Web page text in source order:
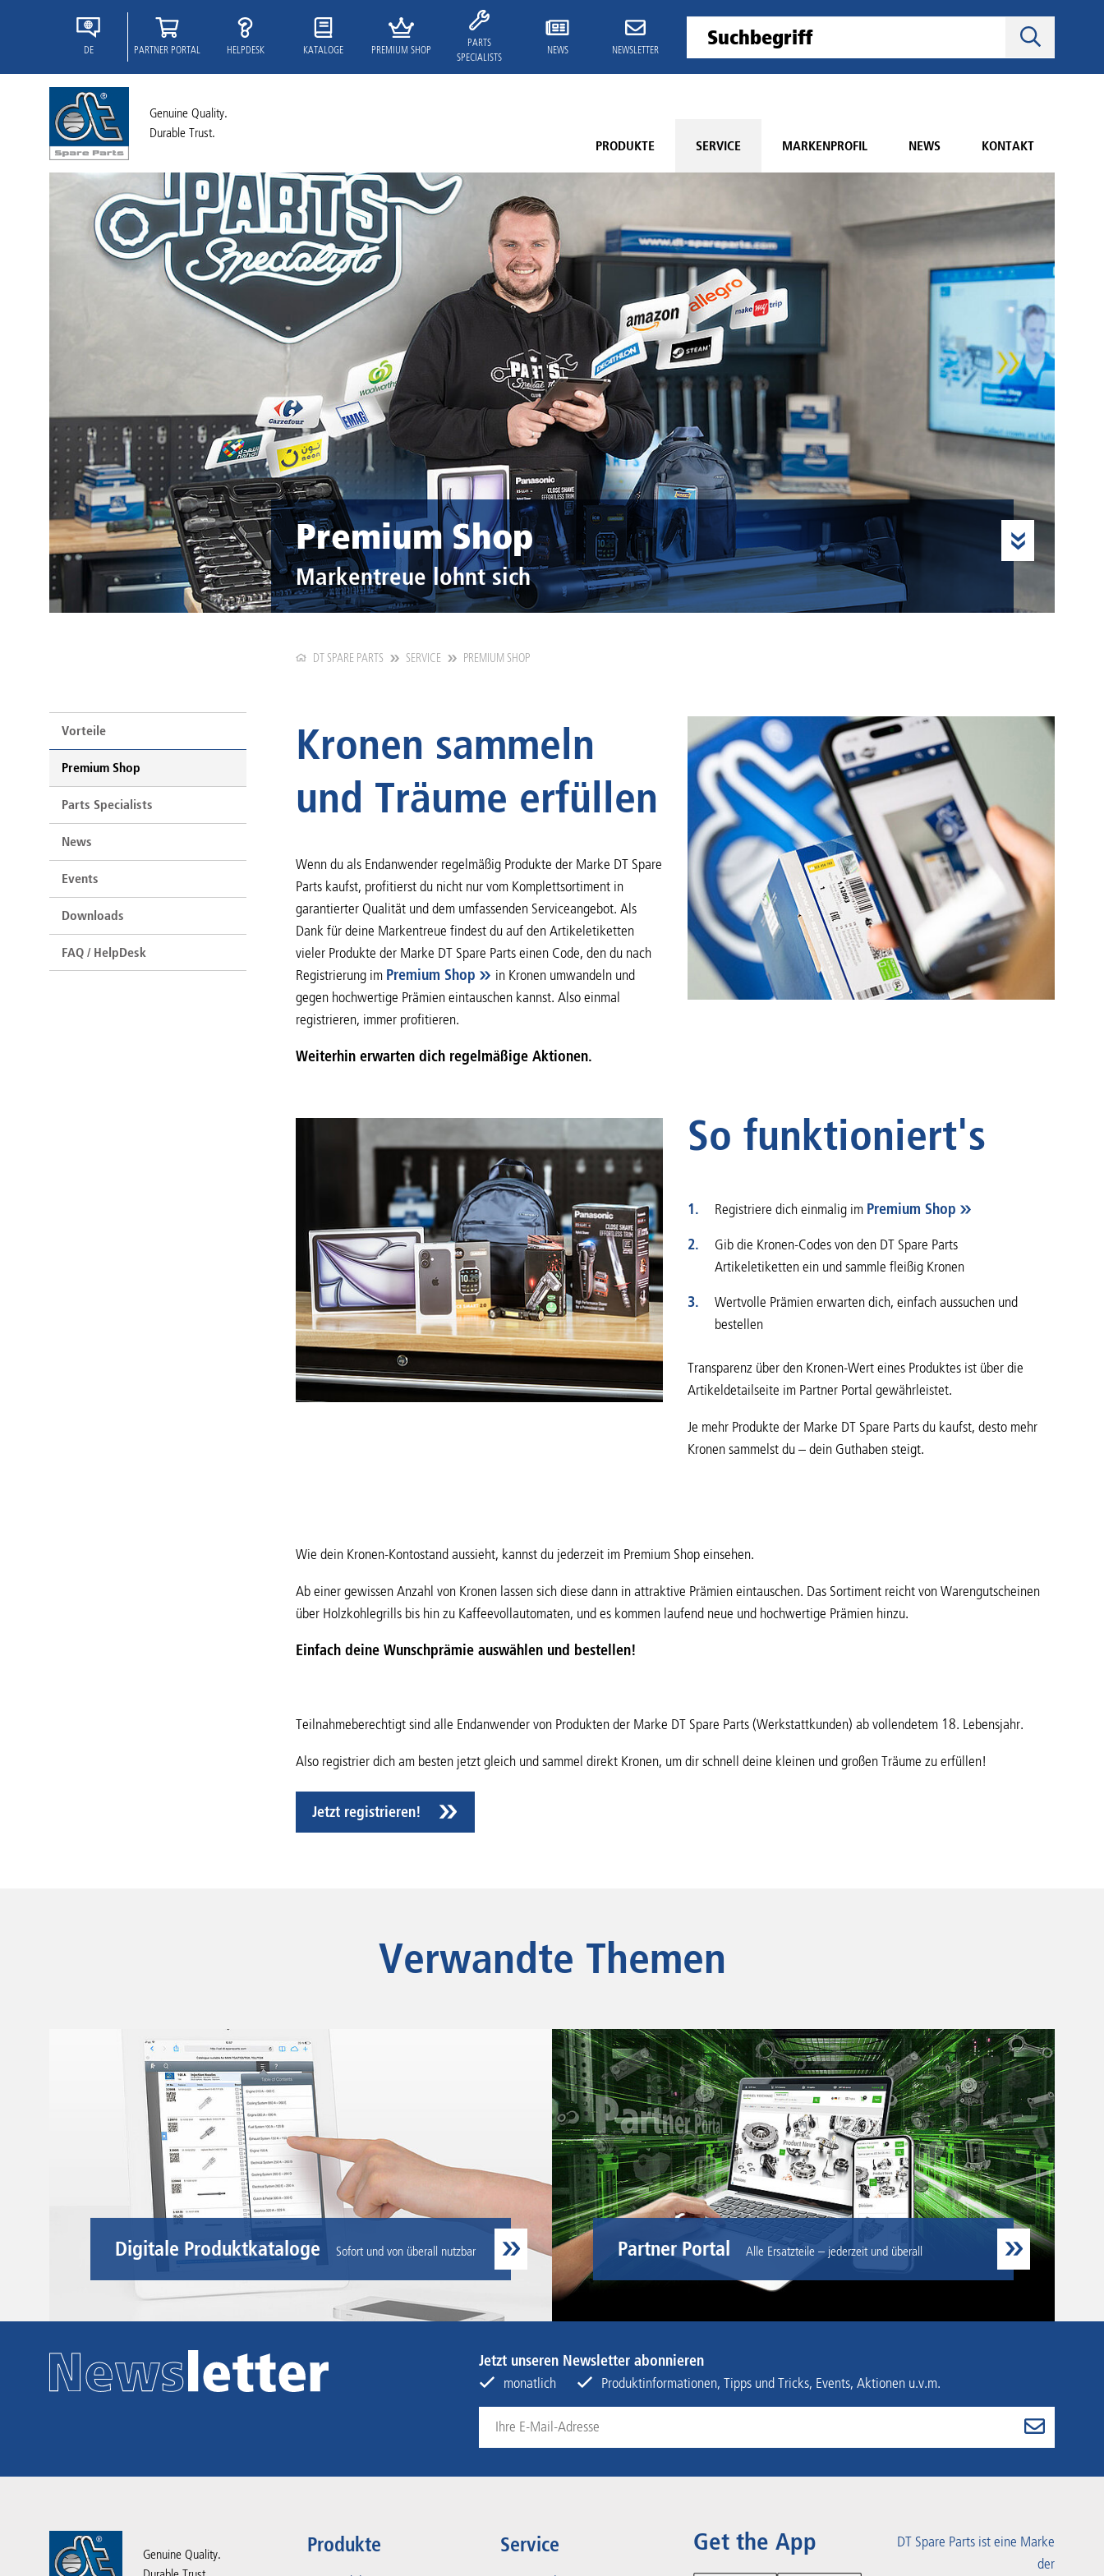
DE PARTNER PORTAL HELPDESK KATALOGE PREMIUM SHOP
PARTS
SPECIALISTS
NEWS NEWSLETTER
Genuine Quality.
Durable Trust.
PRODUKTE
SERVICE MARKENPROFIL NEWS KONTAKT
Premium Shop
Markentreue lohnt sich
DT SPARE PARTS SERVICE PREMIUM SHOP
Kronen sammeln
und Träume erfüllen
Wenn du als Endanwender regelmäßig Produkte der Marke DT Spare
Parts kaufst, profitierst du nicht nur vom Komplettsortiment in
garantierter Qualität und dem umfassenden Serviceangebot. Als
Dank für deine Markentreue findest du auf den Artikeletiketten
vieler Produkte der Marke DT Spare Parts einen Code, den du nach
Registrierung im Premium Shop
in Kronen umwandeln und
gegen hochwertige Prämien eintauschen kannst. Also einmal
registrieren, immer profitieren.
Weiterhin erwarten dich regelmäßige Aktionen.
So funktioniert's
Registriere dich einmalig im Premium Shop
Gib die Kronen-Codes von den DT Spare Parts
Artikeletiketten ein und sammle fleißig Kronen
Wertvolle Prämien erwarten dich, einfach aussuchen und
bestellen
Transparenz über den Kronen-Wert eines Produktes ist über die
Artikeldetailseite im Partner Portal gewährleistet.
Je mehr Produkte der Marke DT Spare Parts du kaufst, desto mehr
Kronen sammelst du – dein Guthaben steigt.
Wie dein Kronen-Kontostand aussieht, kannst du jederzeit im Premium Shop einsehen.
Ab einer gewissen Anzahl von Kronen lassen sich diese dann in attraktive Prämien eintauschen. Das Sortiment reicht von Warengutscheinen
über Holzkohlegrills bis hin zu Kaffeevollautomaten, und es kommen laufend neue und hochwertige Prämien hinzu.
Einfach deine Wunschprämie auswählen und bestellen!
Teilnahmeberechtigt sind alle Endanwender von Produkten der Marke DT Spare Parts (Werkstattkunden) ab vollendetem 18. Lebensjahr.
Also registrier dich am besten jetzt gleich und sammel direkt Kronen, um dir schnell deine kleinen und großen Träume zu erfüllen!
Jetzt registrieren!
Vorteile
Premium Shop
Parts Specialists
News
Events
Downloads
FAQ / HelpDesk
Verwandte Themen
Digitale Produktkataloge Sofort und von überall nutzbar Partner Portal Alle Ersatzteile – jederzeit und überall
Jetzt unseren Newsletter abonnieren
monatlich
Produktinformationen, Tipps und Tricks, Events, Aktionen u.v.m.
Genuine Quality.
Produkte Service Get the App
DT Spare Parts ist eine Marke
der